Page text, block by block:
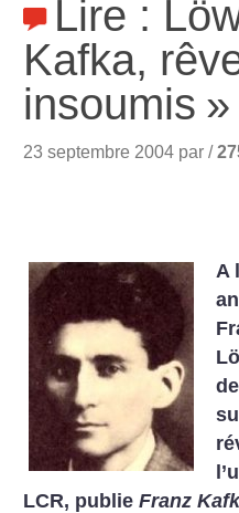
Lire :
Kafka,
insoumis »
23 septembre 2004 par /
A
LCR, publieFranz